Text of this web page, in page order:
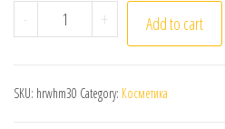
- Narjes. Олія білого
+ Add to cart
SKU: hrwhm30 Category: Косметика